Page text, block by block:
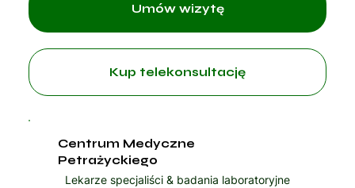
Kup telekonsultację
Centrum Medyczne
Petrażyckiego
Lekarze specjaliści & badania laboratoryjne
Umów wizytę